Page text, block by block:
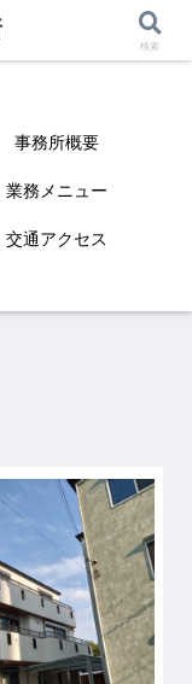
の税理士
事務所概要
業務メニュー
交通アクセス
検索